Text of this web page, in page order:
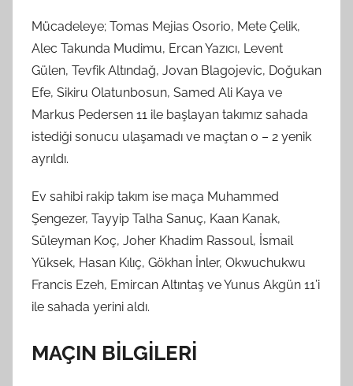
Mücadeleye; Tomas Mejias Osorio, Mete Çelik,
Alec Takunda Mudimu, Ercan Yazıcı, Levent
Gülen, Tevfik Altındağ, Jovan Blagojevic, Doğukan
Efe, Sikiru Olatunbosun, Samed Ali Kaya ve
Markus Pedersen 11 ile başlayan takımız sahada
istediği sonucu ulaşamadı ve maçtan 0 – 2 yenik
ayrıldı.
Ev sahibi rakip takım ise maça Muhammed
Şengezer, Tayyip Talha Sanuç, Kaan Kanak,
Süleyman Koç, Joher Khadim Rassoul, İsmail
Yüksek, Hasan Kılıç, Gökhan İnler, Okwuchukwu
Francis Ezeh, Emircan Altıntaş ve Yunus Akgün 11’i
ile sahada yerini aldı.
MAÇIN BİLGİLERİ